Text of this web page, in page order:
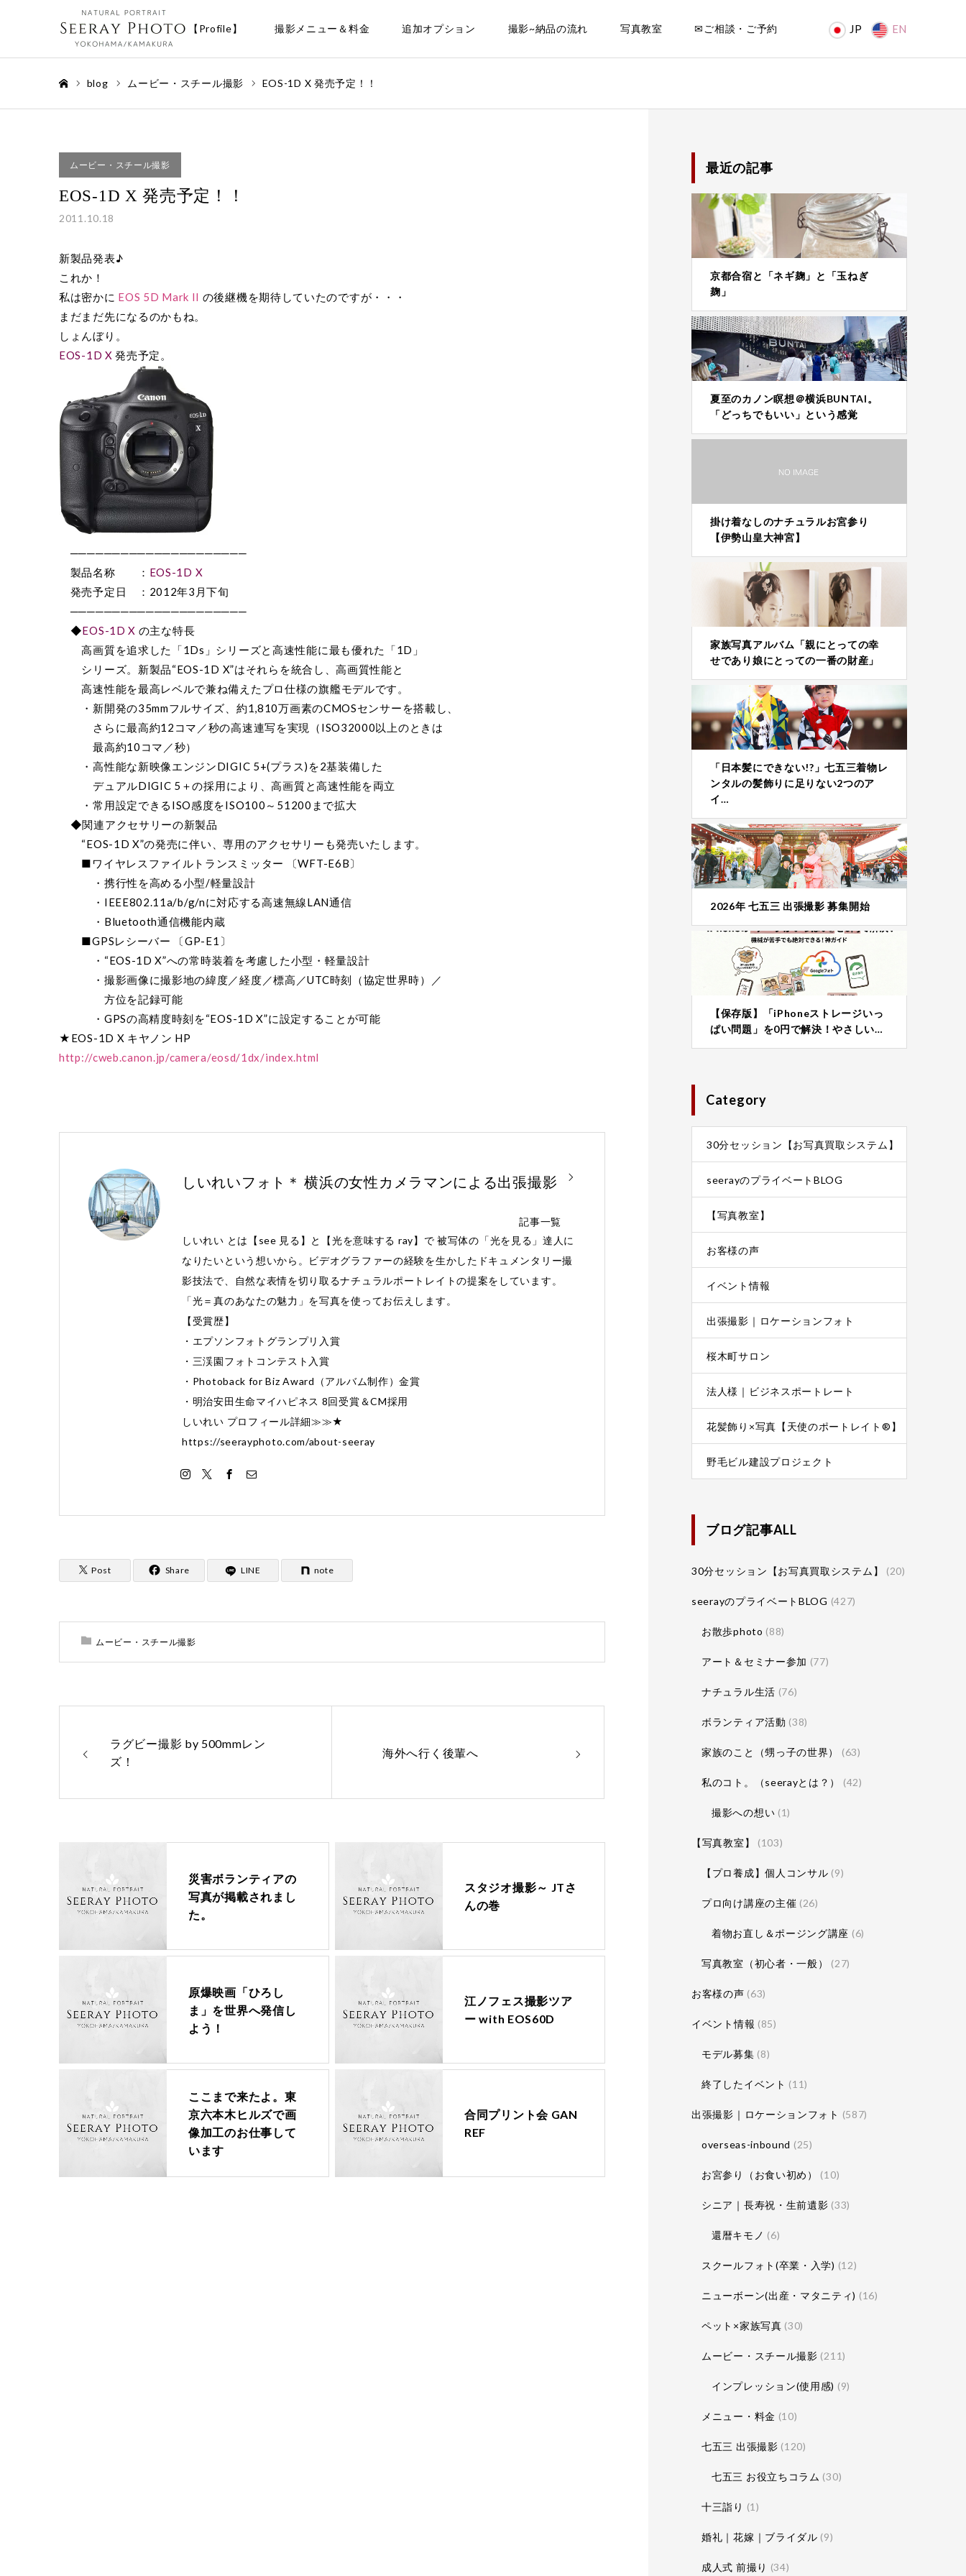
【Profile】 撮影メニュー＆料金 追加オプション 撮影~納品の流れ 写真教室 ✉ご相談・ご予約 JP EN
blog ムービー・スチール撮影 EOS-1D X 発売予定！！
ムービー・スチール撮影
EOS-1D X 発売予定！！
2011.10.18
新製品発表♪
これか！
私は密かに EOS 5D Mark II の後継機を期待していたのですが・・・
まだまだ先になるのかもね。
しょんぼり。
EOS-1D X 発売予定。
─────────────────────
製品名称 ： EOS-1D X
発売予定日 ：2012年3月下旬
─────────────────────
◆EOS-1D X の主な特長
高画質を追求した「1Ds」シリーズと高速性能に最も優れた「1D」
シリーズ。新製品“EOS-1D X”はそれらを統合し、高画質性能と
高速性能を最高レベルで兼ね備えたプロ仕様の旗艦モデルです。
・新開発の35mmフルサイズ、約1,810万画素のCMOSセンサーを搭載し、
さらに最高約12コマ／秒の高速連写を実現（ISO32000以上のときは
最高約10コマ／秒）
・高性能な新映像エンジンDIGIC 5+(プラス)を2基装備した
デュアルDIGIC 5＋の採用により、高画質と高速性能を両立
・常用設定できるISO感度をISO100～51200まで拡大
◆関連アクセサリーの新製品
“EOS-1D X”の発売に伴い、専用のアクセサリーも発売いたします。
■ワイヤレスファイルトランスミッター 〔WFT-E6B〕
・携行性を高める小型/軽量設計
・IEEE802.11a/b/g/nに対応する高速無線LAN通信
・Bluetooth通信機能内蔵
■GPSレシーバー 〔GP-E1〕
・“EOS-1D X”への常時装着を考慮した小型・軽量設計
・撮影画像に撮影地の緯度／経度／標高／UTC時刻（協定世界時）／
方位を記録可能
・GPSの高精度時刻を“EOS-1D X”に設定することが可能
★EOS-1D X キヤノン HP
http://cweb.canon.jp/camera/eosd/1dx/index.html
しいれいフォト＊ 横浜の女性カメラマンによる出張撮影
記事一覧
しいれい とは【see 見る】と【光を意味する ray】で 被写体の「光を見る」達人に
なりたいという想いから。ビデオグラファーの経験を生かしたドキュメンタリー撮
影技法で、自然な表情を切り取るナチュラルポートレイトの提案をしています。
「光＝真のあなたの魅力」を写真を使ってお伝えします。
【受賞歴】
・エプソンフォトグランプリ入賞
・三渓園フォトコンテスト入賞
・Photoback for Biz Award（アルバム制作）金賞
・明治安田生命マイハピネス 8回受賞＆CM採用
しいれい プロフィール詳細≫≫★
https://seerayphoto.com/about-seeray
Post Share LINE note
ムービー・スチール撮影
ラグビー撮影 by 500mmレン
ズ！
海外へ行く後輩へ
災害ボランティアの
写真が掲載されまし
た。
スタジオ撮影～ JTさ
んの巻
原爆映画「ひろし
ま」を世界へ発信し
よう！
江ノフェス撮影ツア
ー with EOS60D
ここまで来たよ。東
京六本木ヒルズで画
像加工のお仕事して
います
合同プリント会 GAN
REF
最近の記事
京都合宿と「ネギ麹」と「玉ねぎ
麹」
夏至のカノン瞑想＠横浜BUNTAI。
「どっちでもいい」という感覚
掛け着なしのナチュラルお宮参り
【伊勢山皇大神宮】
家族写真アルバム「親にとっての幸
せであり娘にとっての一番の財産」
「日本髪にできない!?」七五三着物レ
ンタルの髪飾りに足りない2つのア
イ…
2026年 七五三 出張撮影 募集開始
【保存版】「iPhoneストレージいっ
ぱい問題」を0円で解決！やさしい…
Category
30分セッション【お写真買取システム】
seerayのプライベートBLOG
【写真教室】
お客様の声
イベント情報
出張撮影｜ロケーションフォト
桜木町サロン
法人様｜ビジネスポートレート
花髪飾り×写真【天使のポートレイト®】
野毛ビル建設プロジェクト
ブログ記事ALL
30分セッション【お写真買取システム】 (20)
seerayのプライベートBLOG (427)
お散歩photo (88)
アート＆セミナー参加 (77)
ナチュラル生活 (76)
ボランティア活動 (38)
家族のこと（甥っ子の世界） (63)
私のコト。（seerayとは？） (42)
撮影への想い (1)
【写真教室】 (103)
【プロ養成】個人コンサル (9)
プロ向け講座の主催 (26)
着物お直し＆ポージング講座 (6)
写真教室（初心者・一般） (27)
お客様の声 (63)
イベント情報 (85)
モデル募集 (8)
終了したイベント (11)
出張撮影｜ロケーションフォト (587)
overseas-inbound (25)
お宮参り（お食い初め） (10)
シニア｜長寿祝・生前遺影 (33)
還暦キモノ (6)
スクールフォト(卒業・入学) (12)
ニューボーン(出産・マタニティ) (16)
ペット×家族写真 (30)
ムービー・スチール撮影 (211)
インプレッション(使用感) (9)
メニュー・料金 (10)
七五三 出張撮影 (120)
七五三 お役立ちコラム (30)
十三詣り (1)
婚礼｜花嫁｜ブライダル (9)
成人式 前撮り (34)